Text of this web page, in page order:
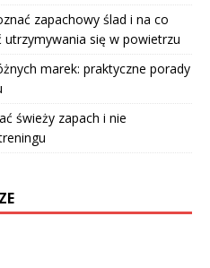
zapachowy ślad i na co
utrzymywania się w powietrzu
marek: praktyczne porady
świeży zapach i nie